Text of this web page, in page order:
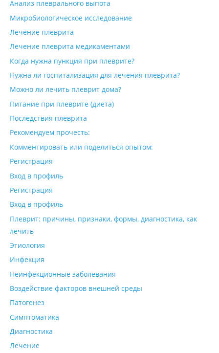
Анализ плеврального выпота
Микробиологическое исследование
Лечение плеврита
Лечение плеврита медикаментами
Когда нужна пункция при плеврите?
Нужна ли госпитализация для лечения плеврита?
Можно ли лечить плеврит дома?
Питание при плеврите (диета)
Последствия плеврита
Рекомендуем прочесть:
Комментировать или поделиться опытом:
Регистрация
Вход в профиль
Регистрация
Вход в профиль
Плеврит: причины, признаки, формы, диагностика, как
лечить
Этиология
Инфекция
Неинфекционные заболевания
Воздействие факторов внешней среды
Патогенез
Симптоматика
Диагностика
Лечение